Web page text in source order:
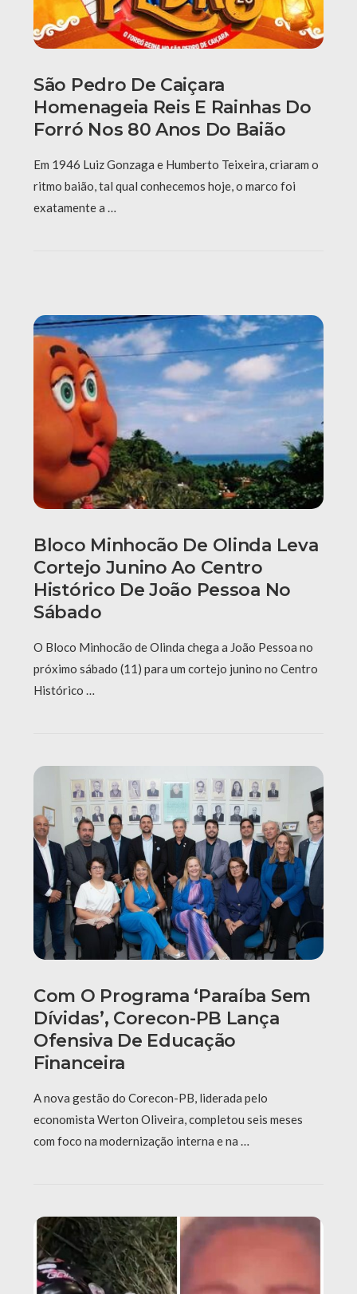
São Pedro De Caiçara
Homenageia Reis E Rainhas Do
Forró Nos 80 Anos Do Baião
Em 1946 Luiz Gonzaga e Humberto Teixeira, criaram o
ritmo baião, tal qual conhecemos hoje, o marco foi
exatamente a …
Bloco Minhocão De Olinda Leva
Cortejo Junino Ao Centro
Histórico De João Pessoa No
Sábado
O Bloco Minhocão de Olinda chega a João Pessoa no
próximo sábado (11) para um cortejo junino no Centro
Histórico …
Com O Programa ‘Paraíba Sem
Dívidas’, Corecon-PB Lança
Ofensiva De Educação
Financeira
A nova gestão do Corecon-PB, liderada pelo
economista Werton Oliveira, completou seis meses
com foco na modernização interna e na …